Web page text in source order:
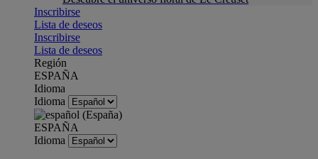
Inscribirse
Lista de deseos
Inscribirse
Lista de deseos
Región
ESPAÑA
Idioma
Idioma
ESPAÑA
Idioma